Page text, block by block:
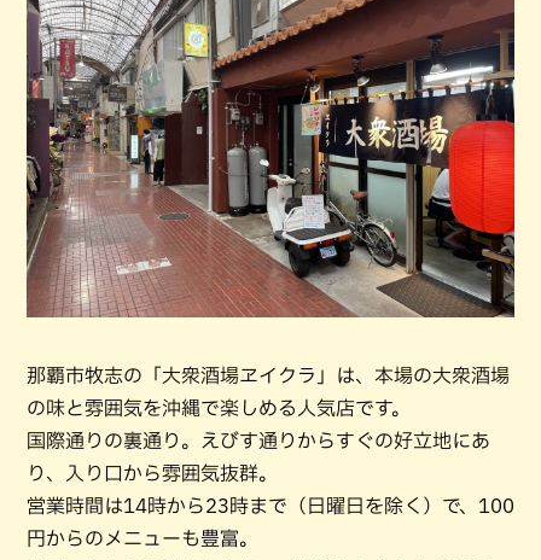
那覇市牧志の「大衆酒場ヱイクラ」は、本場の大衆酒場
の味と雰囲気を沖縄で楽しめる人気店です。
国際通りの裏通り。えびす通りからすぐの好立地にあ
り、入り口から雰囲気抜群。
営業時間は14時から23時まで（日曜日を除く）で、100
円からのメニューも豊富。